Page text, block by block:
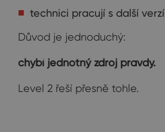
technici pracují s další verzí
Důvod je jednoduchý:
chybí jednotný zdroj pravdy.
Level 2 řeší přesně tohle.